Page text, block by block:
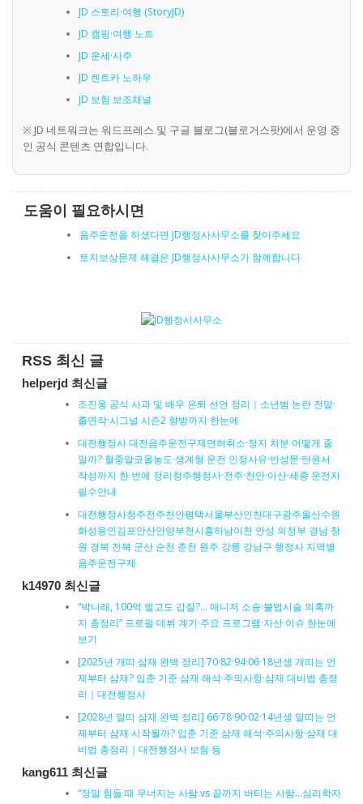
JD 스토리·여행 (StoryJD)
JD 캠핑·여행 노트
JD 운세·사주
JD 렌트카 노하우
JD 보험 보조채널
※ JD 네트워크는 워드프레스 및 구글 블로그(블로거스팟)에서 운영 중
인 공식 콘텐츠 연합입니다.
도움이 필요하시면
음주운전을 하셨다면 JD행정사사무소를 찾아주세요
토지보상문제 해결은 JD행정사사무소가 함께합니다
RSS 최신 글
helperjd 최신글
조진웅 공식 사과 및 배우 은퇴 선언 정리｜소년범 논란 전말·
출연작·시그널 시즌2 향방까지 한눈에
대전행정사 대전음주운전구제면허취소·정지 처분 어떻게 줄
일까? 혈중알코올농도·생계형 운전 인정사유·반성문·탄원서
작성까지 한 번에 정리청주행정사·전주·천안·아산·세종 운전자
필수안내
대전행정사청주전주천안평택서울부산인천대구광주울산수원
화성용인김포안산안양부천시흥하남이천 안성 의정부 경남 창
원 경북 전북 군산 순천 춘천 원주 강릉 강남구 행정사 지역별
음주운전구제
k14970 최신글
“박나래, 100억 벌고도 갑질?… 매니저 소송·불법시술 의혹까
지 총정리” 프로필·데뷔 계기·주요 프로그램·자산·이슈 한눈에
보기
[2025년 개띠 삼재 완벽 정리] 70·82·94·06·18년생 개띠는 언
제부터 삼재? 입춘 기준 삼재 해석·주의사항·삼재 대비법 총정
리｜대전행정사
[2028년 말띠 삼재 완벽 정리] 66·78·90·02·14년생 말띠는 언
제부터 삼재 시작될까? 입춘 기준 삼재 해석·주의사항·삼재 대
비법 총정리｜대전행정사 보험 등
kang611 최신글
“정말 힘들 때 무너지는 사람 vs 끝까지 버티는 사람…심리학자